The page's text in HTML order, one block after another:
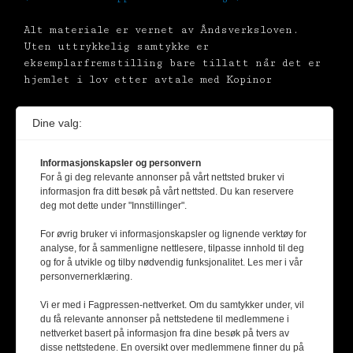
Alt materiale er vernet av Åndsverksloven.
Uten uttrykkelig samtykke er
eksemplarfremstilling bare tillatt når det er
hjemlet i lov etter avtale med Kopinor
Dine valg:
Informasjonskapsler og personvern
For å gi deg relevante annonser på vårt nettsted bruker vi
informasjon fra ditt besøk på vårt nettsted. Du kan reservere
deg mot dette under "Innstillinger".
For øvrig bruker vi informasjonskapsler og lignende verktøy for
analyse, for å sammenligne nettlesere, tilpasse innhold til deg
og for å utvikle og tilby nødvendig funksjonalitet. Les mer i vår
personvernerklæring.
Vi er med i Fagpressen-nettverket. Om du samtykker under, vil
du få relevante annonser på nettstedene til medlemmene i
nettverket basert på informasjon fra dine besøk på tvers av
disse nettstedene. En oversikt over medlemmene finner du på